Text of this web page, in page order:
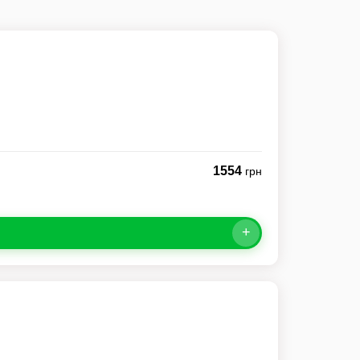
1554 грн
+